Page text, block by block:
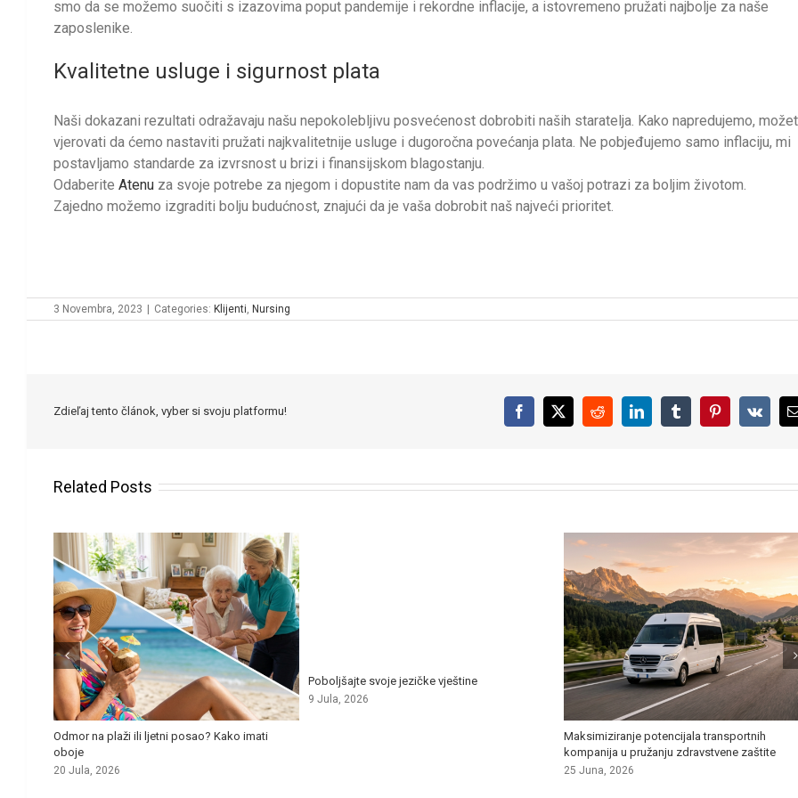
smo da se možemo suočiti s izazovima poput pandemije i rekordne inflacije, a istovremeno pružati najbolje za naše
zaposlenike.
Kvalitetne usluge i sigurnost plata
Naši dokazani rezultati odražavaju našu nepokolebljivu posvećenost dobrobiti naših staratelja. Kako napredujemo,
vjerovati da ćemo nastaviti pružati najkvalitetnije usluge i dugoročna povećanja plata. Ne pobjeđujemo samo inflaciju, mi
postavljamo standarde za izvrsnost u brizi i finansijskom blagostanju.
Odaberite Atenu za svoje potrebe za njegom i dopustite nam da vas podržimo u vašoj potrazi za boljim životom.
Zajedno možemo izgraditi bolju budućnost, znajući da je vaša dobrobit naš najveći prioritet.
3 Novembra, 2023 | Categories: Klijenti Nursing
Zdieľaj tento článok, vyber si svoju platformu! Facebook
X RedditLinkedInTumblrPinterest
Vk
Related Posts
Odmor na plaži ili ljetni posao? Kako imati
oboje
20 Jula, 2026
Poboljšajte svoje jezičke vještine
9 Jula, 2026
Maksimiziranje potencijala transportnih
kompanija u pružanju zdravstvene zaštite
25 Juna, 2026